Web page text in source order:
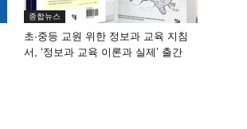
종합뉴스
초·중등 교원 위한 정보과 교육 지침
서, ‘정보과 교육 이론과 실제’ 출간